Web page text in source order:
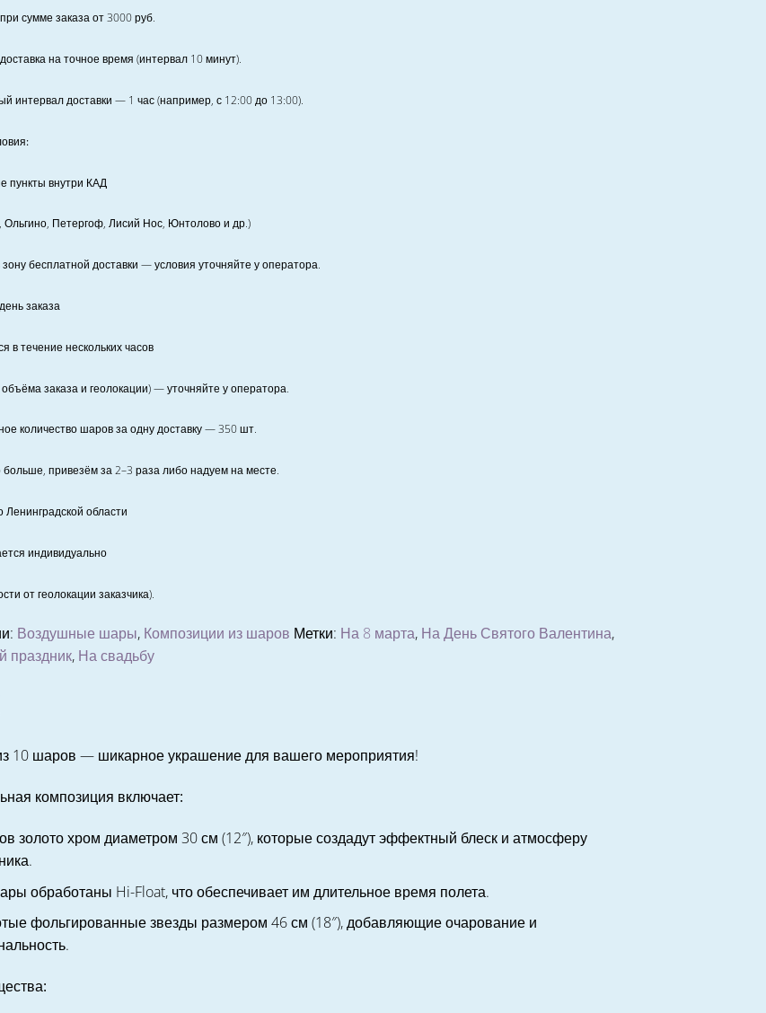
сумме заказа от3000руб.
на точное время (интервал 10 минут).
интервал доставки — 1 час (например, с 12:00 до 13:00).
пункты внутри КАД
Ольгино, Петергоф, Лисий Нос, Юнтолово и др.)
зону бесплатной доставки — условия уточняйте у оператора.
заказа
в течение нескольких часов
объёма заказа и геолокации) — уточняйте у оператора.
количество шаров за одну доставку — 350 шт.
привезём за 2–3 раза либо надуем на месте.
Ленинградской области
индивидуально
от геолокации заказчика).
Воздушные шары, Композиции из шаров Метки: На 8 марта, На День Святого Валентина,
праздник, На свадьбу
10 шаров — шикарное украшение для вашего мероприятия!
композиция включает:
золото хром диаметром 30 см (12″), которые создадут эффектный блеск и атмосферу
обработаны Hi-Float, что обеспечивает им длительное время полета.
фольгированные звезды размером 46 см (18″), добавляющие очарование и